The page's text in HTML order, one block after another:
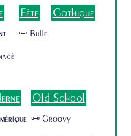
Fête
🜺 Bulle
Gothique
Old School
🜺 Groovy